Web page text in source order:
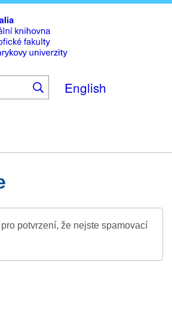
to
main
content
English
KontaktDigitalia
potvrzení, že nejste spamovací